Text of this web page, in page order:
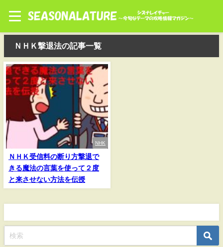
ＮＨＫ撃退法の記事一覧
NHK
ＮＨＫ受信料の断り方撃退で
きる魔法の言葉を使って２度
と来させない方法を伝授